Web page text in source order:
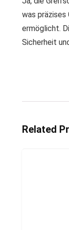
was präzises
ermöglicht.
Sicherheit
Related